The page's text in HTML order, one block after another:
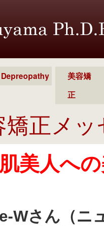
Depreopathy
美容矯
正
矯正メ
美人へ
Wさん（ニ